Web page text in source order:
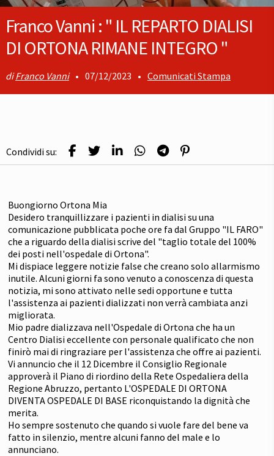
Franco Vanni : " IL REPARTO DIALISI
DI ORTONA RIMANE INTEGRO "
Franco Vanni • 07/12/2023 • Comunicati Stampa
Condividi su:
Buongiorno Ortona Mia
Desidero tranquillizzare i pazienti in dialisi su una
comunicazione pubblicata poche ore fa dal Gruppo "IL FARO"
che a riguardo della dialisi scrive del "taglio totale del 100%
dei posti nell'ospedale di Ortona".
Mi dispiace leggere notizie false che creano solo allarmismo
inutile. Alcuni giorni fa sono venuto a conoscenza di questa
notizia, mi sono attivato nelle sedi opportune e tutta
l'assistenza ai pazienti dializzati non verrà cambiata anzi
migliorata.
Mio padre dializzava nell'Ospedale di Ortona che ha un
Centro Dialisi eccellente con personale qualificato che non
finirò mai di ringraziare per l'assistenza che offre ai pazienti.
Vi annuncio che il 12 Dicembre il Consiglio Regionale
approverà il Piano di riordino della Rete Ospedaliera della
Regione Abruzzo, pertanto L'OSPEDALE DI ORTONA
DIVENTA OSPEDALE DI BASE riconquistando la dignità che
merita.
Ho sempre sostenuto che quando si vuole fare del bene va
fatto in silenzio, mentre alcuni fanno del male e lo
annunciano.